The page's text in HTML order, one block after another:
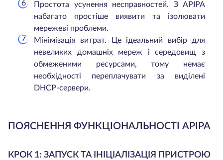
Простота усунення несправностей. З APIPA
набагато простіше виявити та ізолювати
мережеві проблеми.
Мінімізація витрат. Це ідеальний вибір для
невеликих домашніх мереж і середовищ з
обмеженими ресурсами, тому немає
необхідності переплачувати за виділені
DHCP-сервери.
ПОЯСНЕННЯ ФУНКЦІОНАЛЬНОСТІ APIPA
КРОК 1: ЗАПУСК ТА ІНІЦІАЛІЗАЦІЯ ПРИСТРОЮ